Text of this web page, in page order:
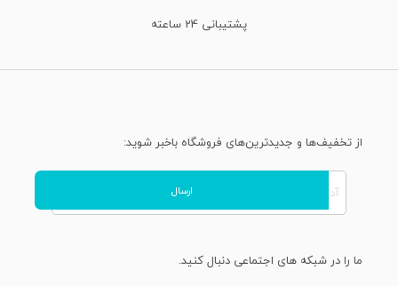
ذخیره نام، ایمیل و وبسایت من در مرورگر برای زمانی که دوباره دیدگاهی
پشتیبانی 24 ساعته
از تخفیف‌ها و جدیدترین‌های فروشگاه باخبر شوید:
ما را در شبکه های اجتماعی دنبال کنید.